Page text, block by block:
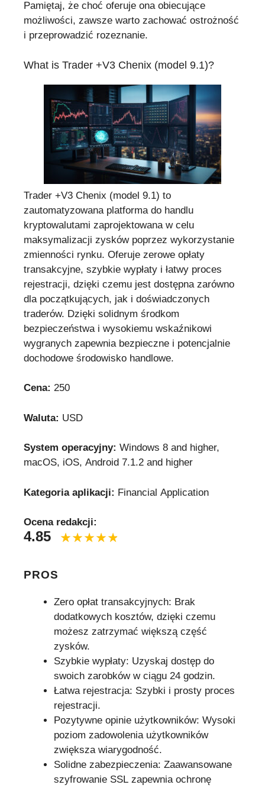
Pamiętaj, że choć oferuje ona obiecujące
możliwości, zawsze warto zachować ostrożność
i przeprowadzić rozeznanie.
What is Trader +V3 Chenix (model 9.1)?
Trader +V3 Chenix (model 9.1) to
zautomatyzowana platforma do handlu
kryptowalutami zaprojektowana w celu
maksymalizacji zysków poprzez wykorzystanie
zmienności rynku. Oferuje zerowe opłaty
transakcyjne, szybkie wypłaty i łatwy proces
rejestracji, dzięki czemu jest dostępna zarówno
dla początkujących, jak i doświadczonych
traderów. Dzięki solidnym środkom
bezpieczeństwa i wysokiemu wskaźnikowi
wygranych zapewnia bezpieczne i potencjalnie
dochodowe środowisko handlowe.
Cena: 250
Waluta: USD
System operacyjny: Windows 8 and higher,
macOS, iOS, Android 7.1.2 and higher
Kategoria aplikacji: Financial Application
Ocena redakcji:
4.85
PROS
Zero opłat transakcyjnych: Brak
dodatkowych kosztów, dzięki czemu
możesz zatrzymać większą część
zysków.
Szybkie wypłaty: Uzyskaj dostęp do
swoich zarobków w ciągu 24 godzin.
Łatwa rejestracja: Szybki i prosty proces
rejestracji.
Pozytywne opinie użytkowników: Wysoki
poziom zadowolenia użytkowników
zwiększa wiarygodność.
Solidne zabezpieczenia: Zaawansowane
szyfrowanie SSL zapewnia ochronę